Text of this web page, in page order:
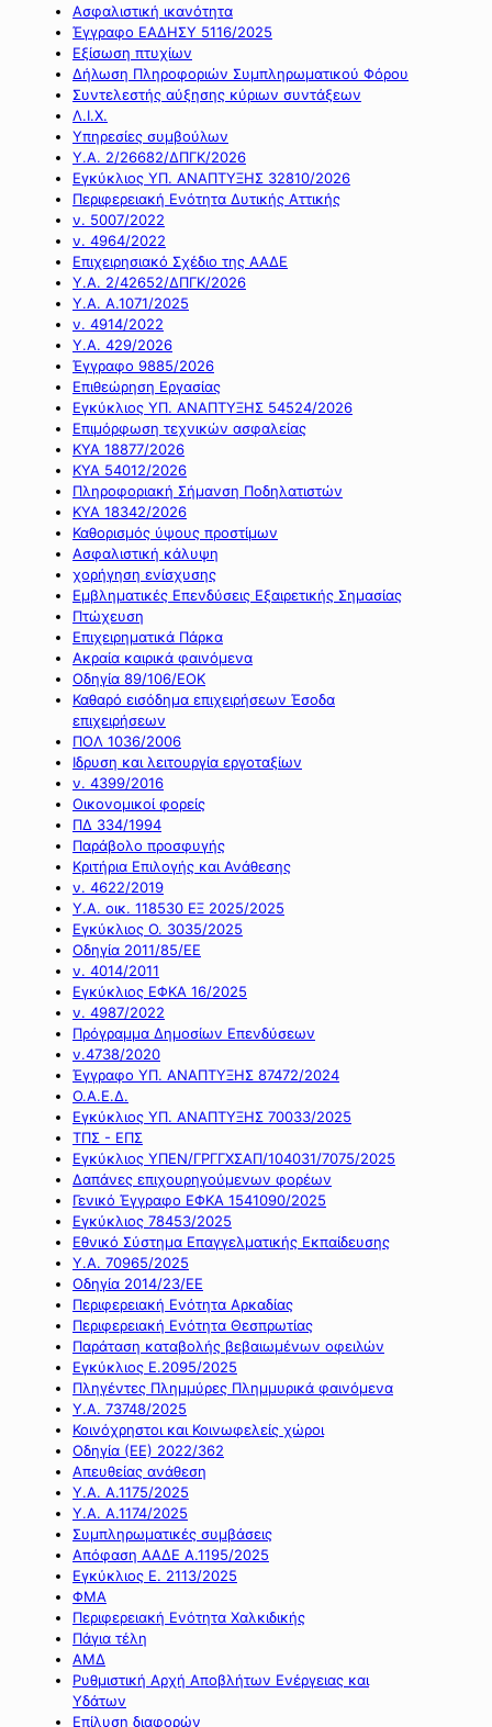
Ασφαλιστική ικανότητα
Έγγραφο ΕΑΔΗΣΥ 5116/2025
Εξίσωση πτυχίων
Δήλωση Πληροφοριών Συμπληρωματικού Φόρου
Συντελεστής αύξησης κύριων συντάξεων
Λ.Ι.Χ.
Υπηρεσίες συμβούλων
Υ.Α. 2/26682/ΔΠΓΚ/2026
Εγκύκλιος ΥΠ. ΑΝΑΠΤΥΞΗΣ 32810/2026
Περιφερειακή Ενότητα Δυτικής Αττικής
ν. 5007/2022
ν. 4964/2022
Επιχειρησιακό Σχέδιο της ΑΑΔΕ
Υ.Α. 2/42652/ΔΠΓΚ/2026
Υ.Α. Α.1071/2025
ν. 4914/2022
Υ.Α. 429/2026
Έγγραφο 9885/2026
Επιθεώρηση Εργασίας
Εγκύκλιος ΥΠ. ΑΝΑΠΤΥΞΗΣ 54524/2026
Επιμόρφωση τεχνικών ασφαλείας
ΚΥΑ 18877/2026
ΚΥΑ 54012/2026
Πληροφοριακή Σήμανση Ποδηλατιστών
ΚΥΑ 18342/2026
Καθορισμός ύψους προστίμων
Ασφαλιστική κάλυψη
χορήγηση ενίσχυσης
Εμβληματικές Επενδύσεις Εξαιρετικής Σημασίας
Πτώχευση
Επιχειρηματικά Πάρκα
Ακραία καιρικά φαινόμενα
Οδηγία 89/106/ΕΟΚ
Καθαρό εισόδημα επιχειρήσεων Έσοδα
επιχειρήσεων
ΠΟΛ 1036/2006
Ιδρυση και λειτουργία εργοταξίων
ν. 4399/2016
Οικονομικοί φορείς
ΠΔ 334/1994
Παράβολο προσφυγής
Κριτήρια Επιλογής και Ανάθεσης
ν. 4622/2019
Υ.Α. οικ. 118530 ΕΞ 2025/2025
Εγκύκλιος Ο. 3035/2025
Οδηγία 2011/85/ΕΕ
ν. 4014/2011
Εγκύκλιος ΕΦΚΑ 16/2025
ν. 4987/2022
Πρόγραμμα Δημοσίων Επενδύσεων
ν.4738/2020
Έγγραφο ΥΠ. ΑΝΑΠΤΥΞΗΣ 87472/2024
Ο.Α.Ε.Δ.
Εγκύκλιος ΥΠ. ΑΝΑΠΤΥΞΗΣ 70033/2025
ΤΠΣ - ΕΠΣ
Εγκύκλιος ΥΠΕΝ/ΓΡΓΓΧΣΑΠ/104031/7075/2025
Δαπάνες επιχουρηγούμενων φορέων
Γενικό Έγγραφο ΕΦΚΑ 1541090/2025
Εγκύκλιος 78453/2025
Εθνικό Σύστημα Επαγγελματικής Εκπαίδευσης
Υ.Α. 70965/2025
Οδηγία 2014/23/ΕΕ
Περιφερειακή Ενότητα Αρκαδίας
Περιφερειακή Ενότητα Θεσπρωτίας
Παράταση καταβολής βεβαιωμένων οφειλών
Εγκύκλιος Ε.2095/2025
Πληγέντες Πλημμύρες Πλημμυρικά φαινόμενα
Υ.Α. 73748/2025
Κοινόχρηστοι και Κοινωφελείς χώροι
Οδηγία (ΕΕ) 2022/362
Απευθείας ανάθεση
Υ.Α. Α.1175/2025
Υ.Α. Α.1174/2025
Συμπληρωματικές συμβάσεις
Απόφαση ΑΑΔΕ Α.1195/2025
Εγκύκλιος Ε. 2113/2025
ΦΜΑ
Περιφερειακή Ενότητα Χαλκιδικής
Πάγια τέλη
ΑΜΔ
Ρυθμιστική Αρχή Αποβλήτων Ενέργειας και
Υδάτων
Επίλυση διαφορών